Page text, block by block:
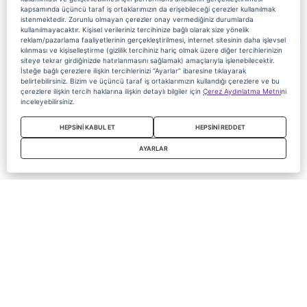
kapsamında üçüncü taraf iş ortaklarımızın da erişebileceği çerezler kullanılmak
istenmektedir. Zorunlu olmayan çerezler onay vermediğiniz durumlarda
kullanılmayacaktır. Kişisel verileriniz tercihinize bağlı olarak size yönelik
reklam/pazarlama faaliyetlerinin gerçekleştirilmesi, internet sitesinin daha işlevsel
kılınması ve kişiselleştirme (gizlilik tercihiniz hariç olmak üzere diğer tercihlerinizin
siteye tekrar girdiğinizde hatırlanmasını sağlamak) amaçlarıyla işlenebilecektir.
İsteğe bağlı çerezlere ilişkin tercihlerinizi “Ayarlar” ibaresine tıklayarak
belirtebilirsiniz. Bizim ve üçüncü taraf iş ortaklarımızın kullandığı çerezlere ve bu
çerezlere ilişkin tercih haklarına ilişkin detaylı bilgiler için Çerez Aydınlatma Metnini
inceleyebilirsiniz.
HEPSİNİ KABUL ET HEPSİNİ REDDET
AYARLAR